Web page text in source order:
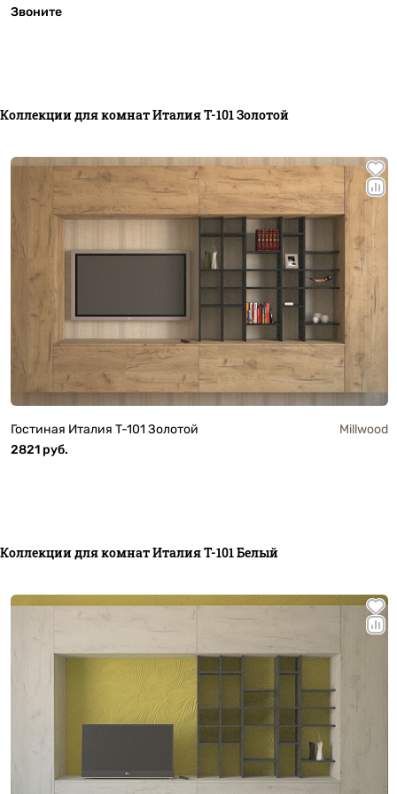
Звоните
Коллекции для комнат Италия T-101 Золотой
Гостиная Италия T-101 Золотой
Millwood
2821 руб.
Коллекции для комнат Италия T-101 Белый